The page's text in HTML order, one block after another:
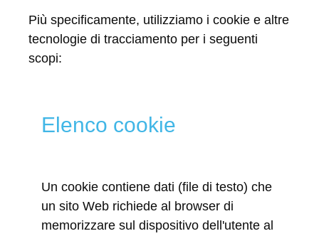
Più specificamente, utilizziamo i cookie e altre
tecnologie di tracciamento per i seguenti
scopi:
Elenco cookie
Un cookie contiene dati (file di testo) che
un sito Web richiede al browser di
memorizzare sul dispositivo dell'utente al